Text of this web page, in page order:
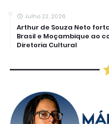
Julho 22, 2026
Arthur de Souza Neto
Brasil e Moçambique ao
Diretoria Cultural